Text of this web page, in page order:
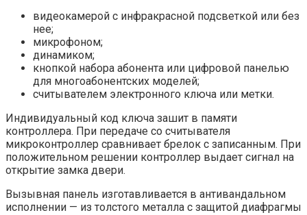
видеокамерой с инфракрасной подсветкой или без
нее;
микрофоном;
динамиком;
кнопкой набора абонента или цифровой панелью
для многоабонентских моделей;
считывателем электронного ключа или метки.
Индивидуальный код ключа зашит в памяти
контроллера. При передаче со считывателя
микроконтроллер сравнивает брелок с записанным. При
положительном решении контроллер выдает сигнал на
открытие замка двери.
Вызывная панель изготавливается в антивандальном
исполнении — из толстого металла с защитой диафрагмы